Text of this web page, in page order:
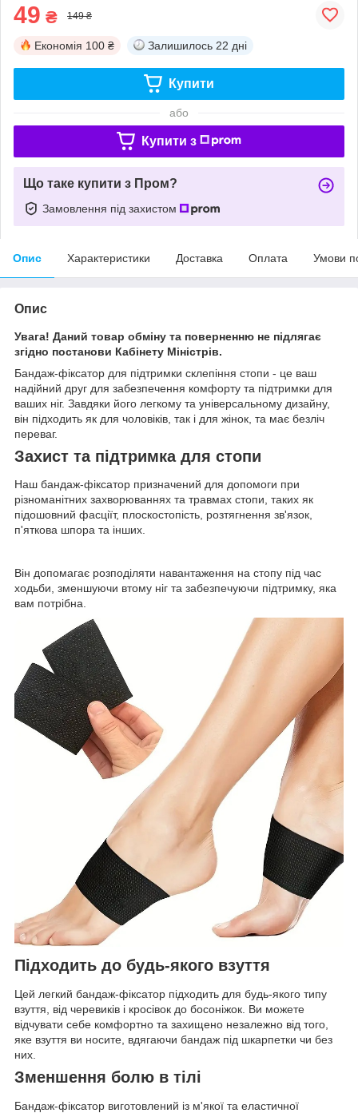
49 ₴ 149 ₴
Економія 100 ₴ Залишилось 22 дні
Купити
або
Купити з
Що таке купити з Пром?
Замовлення під захистом
Опис Характеристики Доставка Оплата Умови
Опис
Увага! Даний товар обміну та поверненню не підлягає
згідно постанови Кабінету Міністрів.
Бандаж-фіксатор для підтримки склепіння стопи - це ваш
надійний друг для забезпечення комфорту та підтримки для
ваших ніг. Завдяки його легкому та універсальному дизайну,
він підходить як для чоловіків, так і для жінок, та має безліч
переваг.
Захист та підтримка для стопи
Наш бандаж-фіксатор призначений для допомоги при
різноманітних захворюваннях та травмах стопи, таких як
підошовний фасціїт, плоскостопість, розтягнення зв'язок,
п'яткова шпора та інших.
Він допомагає розподіляти навантаження на стопу під час
ходьби, зменшуючи втому ніг та забезпечуючи підтримку, яка
вам потрібна.
Підходить до будь-якого взуття
Цей легкий бандаж-фіксатор підходить для будь-якого типу
взуття, від черевиків і кросівок до босоніжок. Ви можете
відчувати себе комфортно та захищено незалежно від того,
яке взуття ви носите, вдягаючи бандаж під шкарпетки чи без
них.
Зменшення болю в тілі
Бандаж-фіксатор виготовлений із м'якої та еластичної